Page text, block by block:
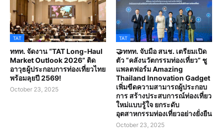
TAT
ททท. จัดงาน “TAT Long-Haul
Market Outlook 2026” ติด
อาวุธผู้ประกอบการท่องเที่ยวไทย
พร้อมลุยปี 2569!
October 23, 2025
TAT
🤝ททท. จับมือ สนช. เตรียมเปิด
ตัว “คลังนวัตกรรมท่องเที่ยว” ชู
แพลตฟอร์ม Amazing
Thailand Innovation Gadget
เพิ่มขีดความสามารถผู้ประกอบ
การ สร้างประสบการณ์ท่องเที่ยว
ใหม่แบบรู้ใจ ยกระดับ
อุตสาหกรรมท่องเที่ยวอย่างยั่งยืน
October 23, 2025